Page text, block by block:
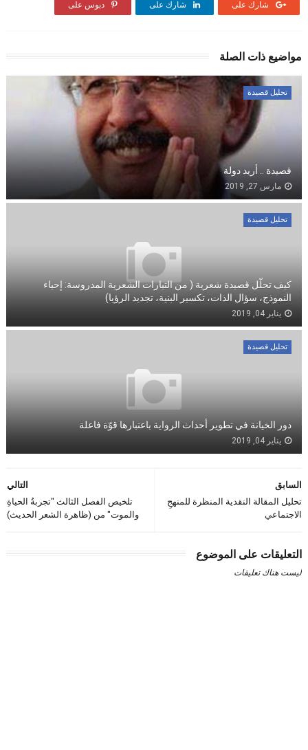
شارك على شارك على دبوس على
مواضيع ذات الصلة
تحليل قصيدة
قصيدة .. أريد دولة
مارس 27, 2019
تحليل قصيدة
كيف تحلّل قصيدة شعرية ( من التيارات الشعرية المدروسة: إحياء
النموذج، سؤال الذات، تكسير البنية، تجديد الرؤيا)
يناير 04, 2019
تحليل قصيدة
دور الخيانة في تطوير أحداث الرواية باعتبارها قوّة فاعلة
يناير 04, 2019
التالي
تلخيص الفصل الثالث "تجربةُ الحياةِ
والموت" من (ظاهرة الشعر الحديث)
السابق
تحليل المقالة النقدية المنظرة للمنهجِ
الاجتماعي
التعليقات على الموضوع
ليست هناك تعليقات